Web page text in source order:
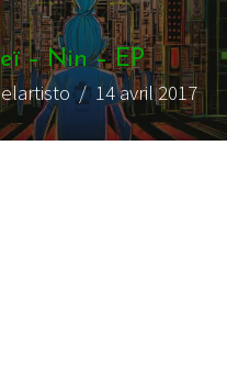
– Nin – EP
/ 14 avril 2017